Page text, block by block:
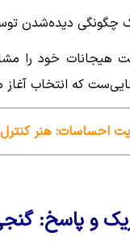
چگونگی دیده‌شدن
هیجانات خود را
که انتخاب
احساسات: هنر
و پاسخ: